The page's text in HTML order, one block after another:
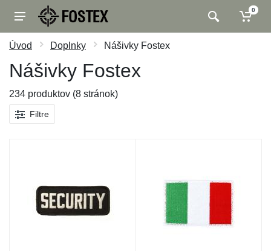
0
Úvod Doplnky Nášivky Fostex
Nášivky Fostex
234 produktov (8 stránok)
Filtre